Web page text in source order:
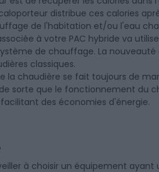
distribue ces calories
de l'habitation et/ou l'eau
à votre PAC hybride va
de chauffage. La nouveauté
classiques.
la chaudière se fait toujours de
sorte que le fonctionnement du
des économies d'énergie.
à choisir un équipement